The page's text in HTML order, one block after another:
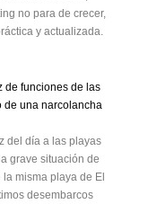
no para de crecer,
y actualizada.
de funciones de las
de una narcolancha
del día a las playas
grave situación de
misma playa de El
desembarcos